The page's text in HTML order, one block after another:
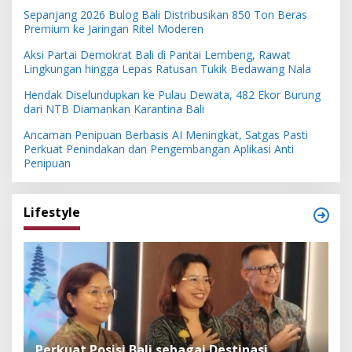
Sepanjang 2026 Bulog Bali Distribusikan 850 Ton Beras
Premium ke Jaringan Ritel Moderen
Aksi Partai Demokrat Bali di Pantai Lembeng, Rawat
Lingkungan hingga Lepas Ratusan Tukik Bedawang Nala
Hendak Diselundupkan ke Pulau Dewata, 482 Ekor Burung
dari NTB Diamankan Karantina Bali
Ancaman Penipuan Berbasis AI Meningkat, Satgas Pasti
Perkuat Penindakan dan Pengembangan Aplikasi Anti
Penipuan
Lifestyle